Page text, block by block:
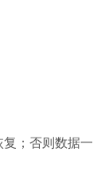
；否则数据一